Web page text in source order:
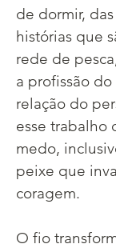
de dormir,
histórias que
rede de
a profissão
relação do
esse trabalho
medo,
peixe que
coragem.
O fio